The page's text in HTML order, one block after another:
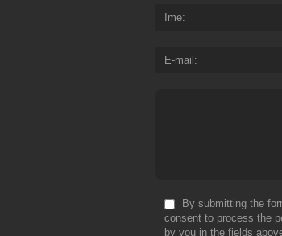
Ime
E-mail
By submitting the
consent to process the
by you in the fields